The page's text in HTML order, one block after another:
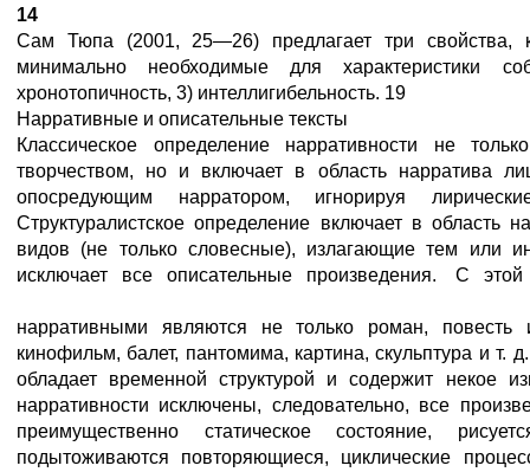
14
Сам Тюпа (2001, 25—26) предлагает три свойства,
минимально необходимые для характеристики
хронотопичность, 3) интеллигибельность. 19
Нарративные и описательные тексты
Классическое определение нарративности не
творчеством, но и включает в область нарратива
опосредующим нарратором, игнорируя
Структуралистское определение включает в область
видов (не только словесные), излагающие тем
исключает все описательные произведения. С этой
нарративными являются не только роман,
кинофильм, балет, пантомима, картина, скульптура и т.
обладает временной структурой и содержит некое
нарративности исключены, следовательно, все
преимущественно статическое состояние,
подытоживаются повторяющиеся, циклические